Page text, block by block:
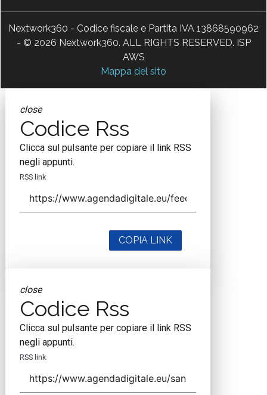
Nextwork360 - Codice fiscale e Partita IVA 13868590962
- © 2026 Nextwork360. ALL RIGHTS RESERVED. ISP
AWS
Mappa del sito
close
Codice Rss
Clicca sul pulsante per copiare il link RSS
negli appunti.
RSS link
COPIA LINK
close
Codice Rss
Clicca sul pulsante per copiare il link RSS
negli appunti.
RSS link